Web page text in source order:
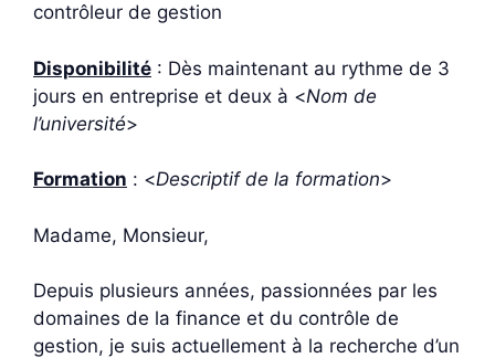
contrôleur de gestion
Disponibilité : Dès maintenant au rythme de 3
jours en entreprise et deux à <Nom de
l’université>
Formation : <Descriptif de la formation>
Madame, Monsieur,
Depuis plusieurs années, passionnées par les
domaines de la finance et du contrôle de
gestion, je suis actuellement à la recherche d’un